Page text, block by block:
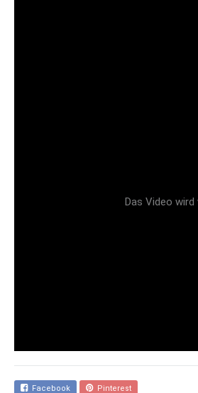
Das Video
Facebook Pinterest